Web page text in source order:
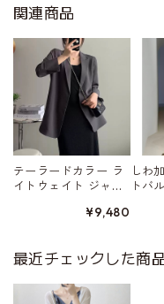
関連商品
テーラードカラー ラ
イトウェイト ジャ
¥9,480
しわ
トバ
最近チェックした商